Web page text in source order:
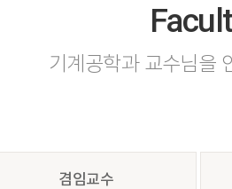
기계공학과 교수님을
겸임교수